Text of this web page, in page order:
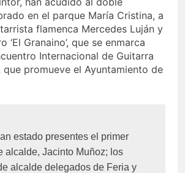
en el parque María Cristina, a
flamenca Mercedes Luján y
‘El Granaino’, que se enmarca
Internacional de Guitarra
que promueve el Ayuntamiento de
estado presentes el primer
alcalde, Jacinto Muñoz; los
alcalde delegados de Feria y